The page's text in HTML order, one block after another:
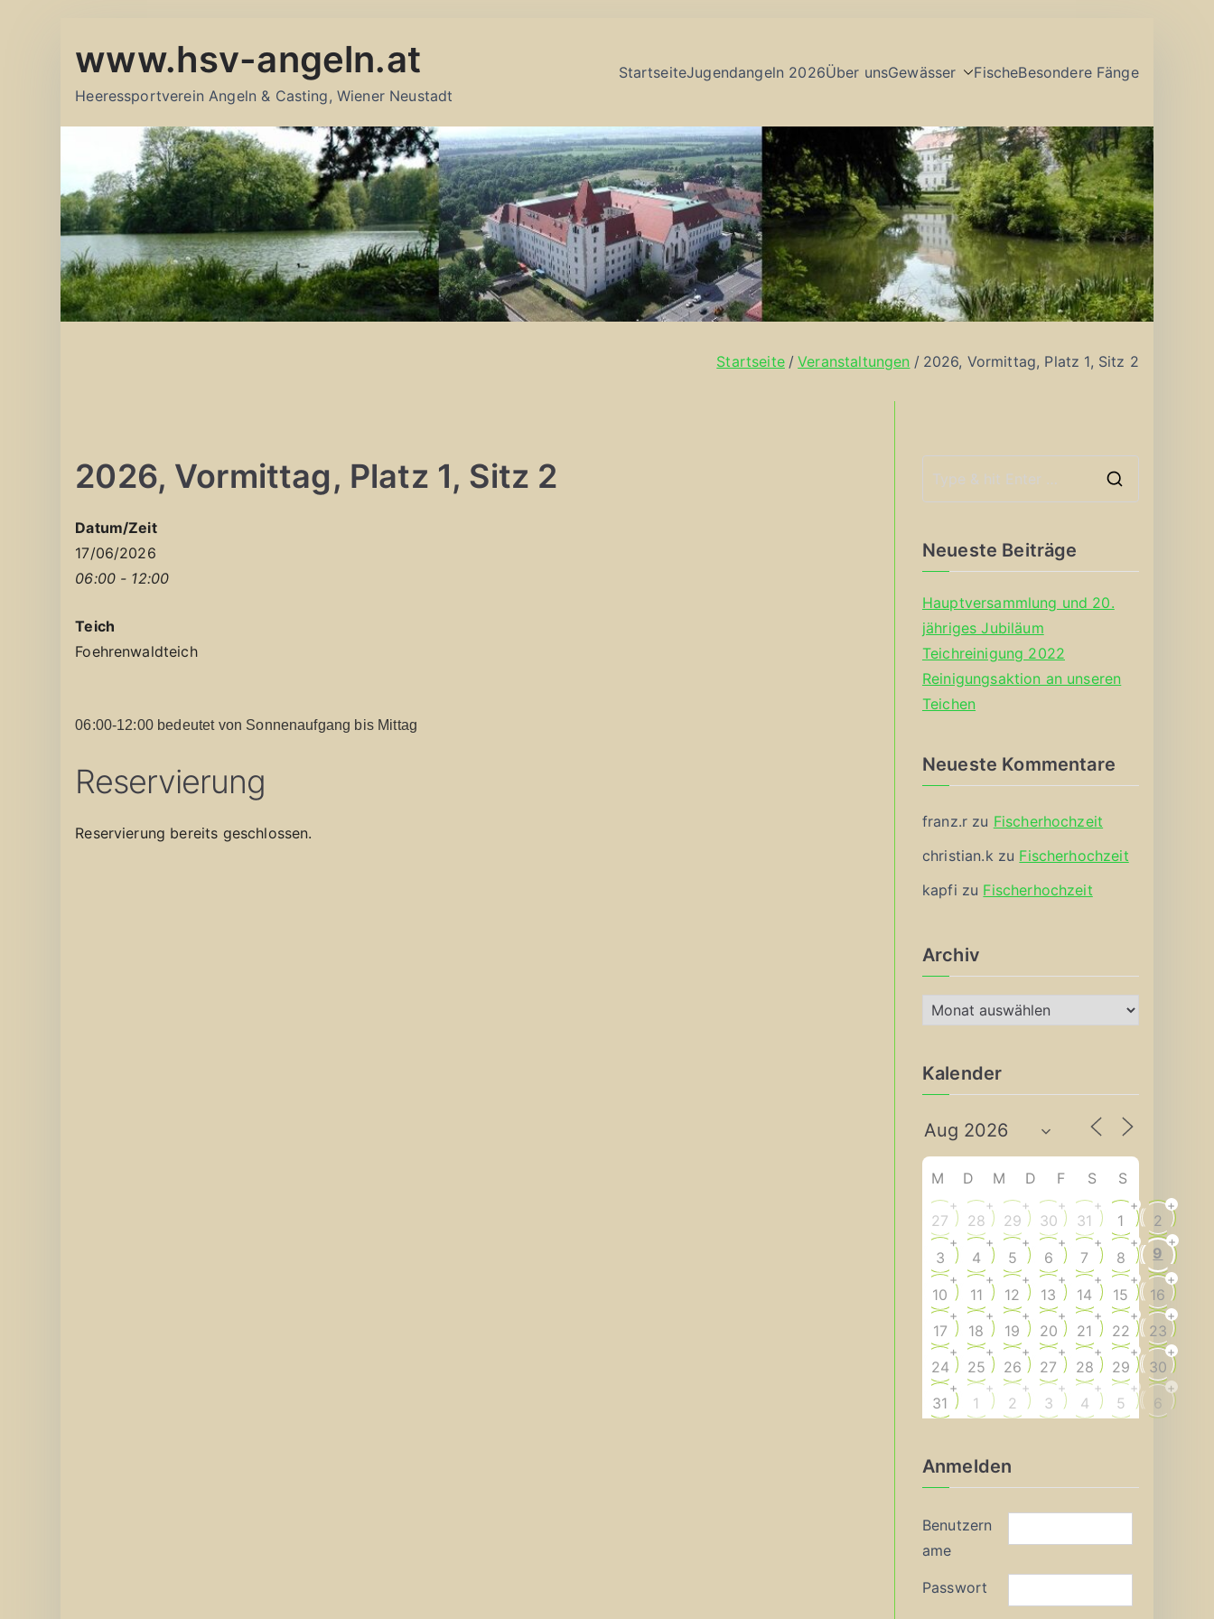
Inhalt
www.hsv-angeln.at
Heeressportverein Angeln & Casting, Wiener Neustadt
StartseiteJugendangeln 2026Über unsGewässer FischeBesondere Fänge
Startseite Veranstaltungen 2026, Vormittag, Platz 1, Sitz 2
2026, Vormittag, Platz 1, Sitz 2
Datum/Zeit
17/06/2026
06:00 - 12:00
Teich
Foehrenwaldteich
06:00-12:00 bedeutet von Sonnenaufgang bis Mittag
Reservierung
Reservierung bereits geschlossen.
Neueste Beiträge
Hauptversammlung und 20.
jähriges Jubiläum
Teichreinigung 2022
Reinigungsaktion an unseren
Teichen
Neueste Kommentare
franz.r zu Fischerhochzeit
christian.k zu Fischerhochzeit
kapfi zu Fischerhochzeit
Archiv
r
h
v
Kalender
M D M D F S S
27
+
28
+
29
+
30
+
31
+
1
+
2
+
3
+
4
+
5
+
6
+
7
+
8
+
9
+
10
+
11
+
12
+
13
+
14
+
15
+
16
+
17
+
18
+
19
+
20
+
21
+
22
+
23
+
24
+
25
+
26
+
27
+
28
+
29
+
30
+
31
+
1
+
2
+
3
+
4
+
5
+
6
+
Anmelden
Benutzern
ame
Passwort